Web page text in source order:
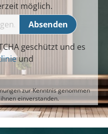
möglich.
Absenden
geschützt und es
und
zur Kenntnis genommen
einverstanden.